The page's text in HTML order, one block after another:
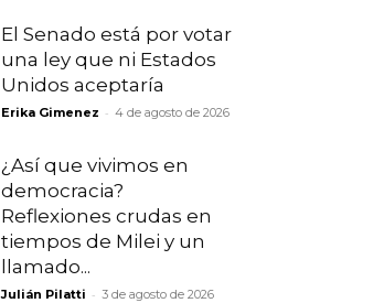
El Senado está por votar
una ley que ni Estados
Unidos aceptaría
Erika Gimenez - 4 de agosto de 2026
¿Así que vivimos en
democracia?
Reflexiones crudas en
tiempos de Milei y un
llamado...
Julián Pilatti - 3 de agosto de 2026